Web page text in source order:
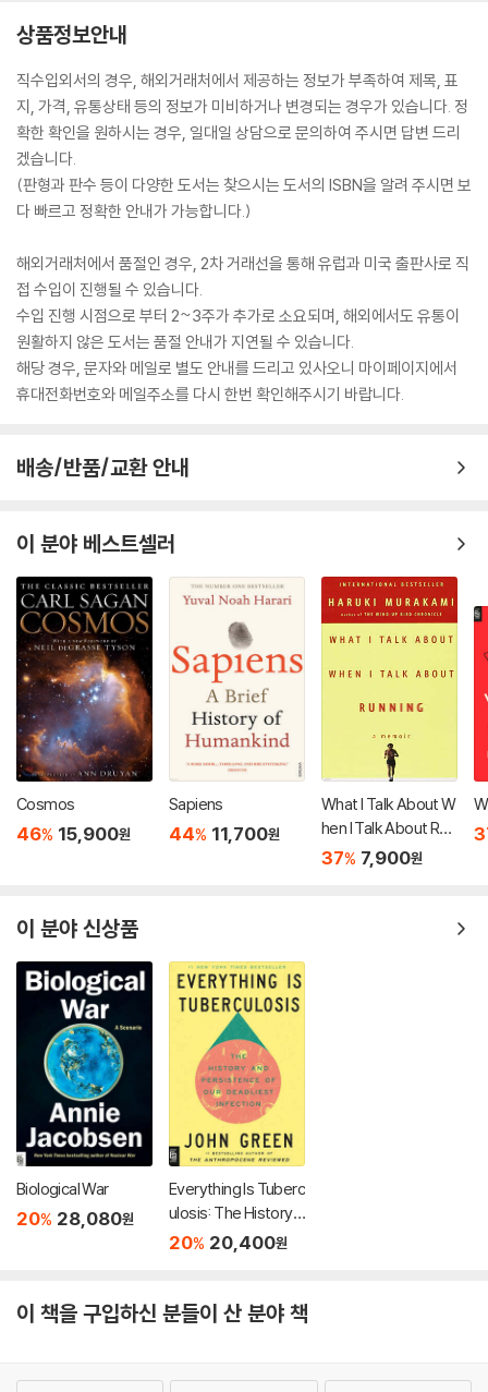
상품정보안내
직수입외서의 경우, 해외거래처에서 제공하는 정보가 부족하여 제목, 표
지, 가격, 유통상태 등의 정보가 미비하거나 변경되는 경우가 있습니다. 정
확한 확인을 원하시는 경우, 일대일 상담으로 문의하여 주시면 답변 드리
겠습니다.
(판형과 판수 등이 다양한 도서는 찾으시는 도서의 ISBN을 알려 주시면 보
다 빠르고 정확한 안내가 가능합니다.)
해외거래처에서 품절인 경우, 2차 거래선을 통해 유럽과 미국 출판사로 직
접 수입이 진행될 수 있습니다.
수입 진행 시점으로 부터 2~3주가 추가로 소요되며, 해외에서도 유통이
원활하지 않은 도서는 품절 안내가 지연될 수 있습니다.
해당 경우, 문자와 메일로 별도 안내를 드리고 있사오니 마이페이지에서
휴대전화번호와 메일주소를 다시 한번 확인해주시기 바랍니다.
배송/반품/교환 안내
이 분야 베스트셀러
Cosmos
46% 15,900원
Sapiens
44% 11,700원
What I Talk About W
hen I Talk About Run
ning
37% 7,900원
이 분야 신상품
Biological War
20% 28,080원
Everything Is Tuberc
ulosis: The History a
nd Persistence of O
20% 20,400원
이 책을 구입하신 분들이 산 분야 책